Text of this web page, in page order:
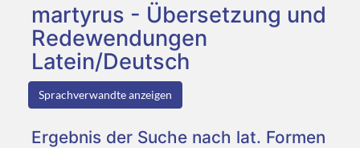
martyrus - Übersetzung und
Redewendungen
Latein/Deutsch
Sprachverwandte anzeigen
Ergebnis der Suche nach lat. Formen